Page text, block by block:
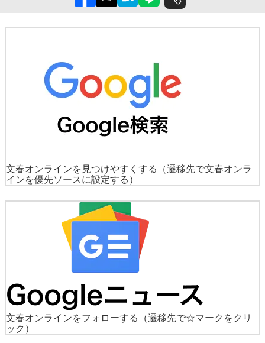
文春オンラインを見つけやすくする
（遷移先で文春オンラ
インを優先ソースに設定する）
文春オンラインをフォローする
（遷移先で☆マークをクリ
ック）